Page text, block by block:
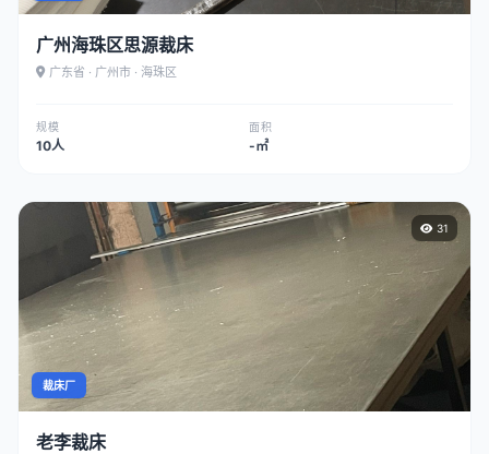
广州海珠区思源裁床
广东省 · 广州市 · 海珠区
规模
10人
面积
-㎡
31
裁床厂
老李裁床